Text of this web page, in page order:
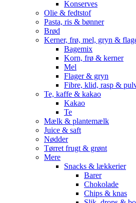
Konserves
Olie & fedtstof
Pasta, ris & bønner
Brød
Kerner, frø, mel, gryn &
Bagemix
Korn, frø & kerner
Mel
Flager & gryn
Fibre, klid, rasp &
Te, kaffe & kakao
Kakao
Te
Mælk & plantemælk
Juice & saft
Nødder
Tørret frugt & grønt
Mere
Snacks & lækkerier
Barer
Chokolade
Chips & knas